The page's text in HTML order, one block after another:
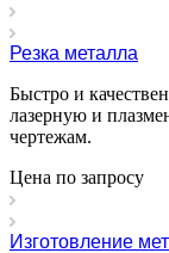
Резка металла
Быстро и
лазерную и
чертежам.
Цена по запросу
Изготовление